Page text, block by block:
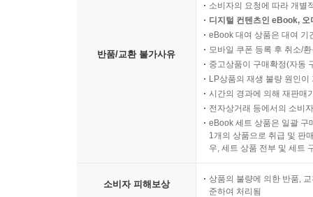
반품/교환 불가사유
소비자의 요청에 따라 개별
디지털 컨텐츠인 eBook,
eBook 대여 상품은 대여 기
모바일 쿠폰 등록 후 취소/
중고상품이 구매확정(자동
LP상품의 재생 불량 원인
시간의 경과에 의해 재판매
전자상거래 등에서의 소비
eBook 세트 상품은 일괄 구
1개의 상품으로 취급 및 판
우, 세트 상품 전부 및 세트
소비자 피해보상
상품의 불량에 의한 반품,
준하여 처리됨